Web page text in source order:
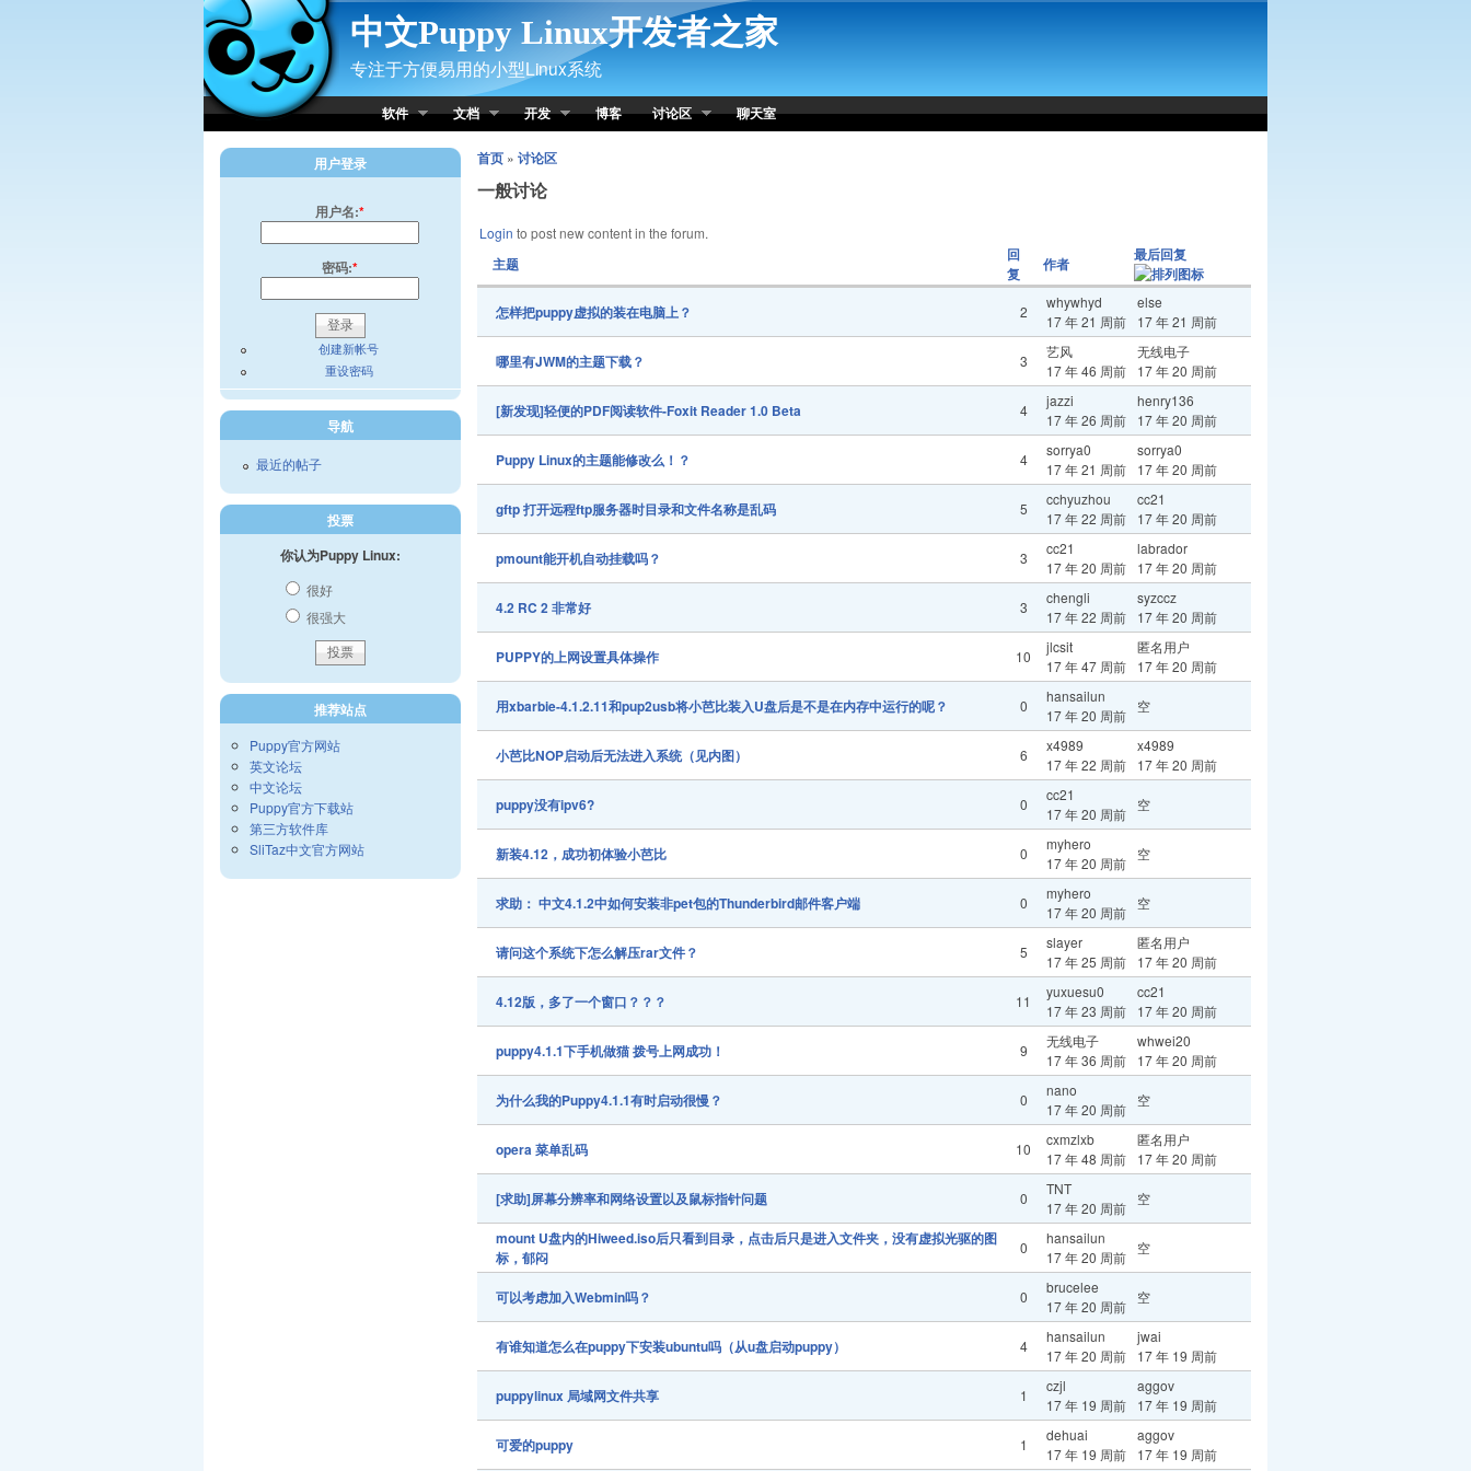
Skip to Content
中文Puppy Linux开发者之家
专注于方便易用的小型Linux系统
软件 文档 开发 博客 讨论区 聊天室
首页» 讨论区
一般讨论
Login to post new content in the forum.
主题
回
复
作者 最后回复
怎样把puppy虚拟的装在电脑上？ 2
whywhyd
17 年 21 周前
else
17 年 21 周前
哪里有JWM的主题下载？ 3
艺风
17 年 46 周前
无线电子
17 年 20 周前
[新发现]轻便的PDF阅读软件-Foxit Reader 1.0 Beta 4
jazzi
17 年 26 周前
henry136
17 年 20 周前
Puppy Linux的主题能修改么！？ 4
sorrya0
17 年 21 周前
sorrya0
17 年 20 周前
gftp 打开远程ftp服务器时目录和文件名称是乱码 5
cchyuzhou
17 年 22 周前
cc21
17 年 20 周前
pmount能开机自动挂载吗？ 3
cc21
17 年 20 周前
labrador
17 年 20 周前
4.2 RC 2 非常好 3
chengli
17 年 22 周前
syzccz
17 年 20 周前
PUPPY的上网设置具体操作 10
jlcsit
17 年 47 周前
匿名用户
17 年 20 周前
用xbarbie-4.1.2.11和pup2usb将小芭比装入U盘后是不是在内存中运行的呢？ 0
hansailun
17 年 20 周前
空
小芭比NOP启动后无法进入系统（见内图） 6
x4989
17 年 22 周前
x4989
17 年 20 周前
puppy没有ipv6? 0
cc21
17 年 20 周前
空
新装4.12，成功初体验小芭比 0
myhero
17 年 20 周前
空
求助： 中文4.1.2中如何安装非pet包的Thunderbird邮件客户端 0
myhero
17 年 20 周前
空
请问这个系统下怎么解压rar文件？ 5
slayer
17 年 25 周前
匿名用户
17 年 20 周前
4.12版，多了一个窗口？？？ 11
yuxuesu0
17 年 23 周前
cc21
17 年 20 周前
puppy4.1.1下手机做猫 拨号上网成功！ 9
无线电子
17 年 36 周前
whwei20
17 年 20 周前
为什么我的Puppy4.1.1有时启动很慢？ 0
nano
17 年 20 周前
空
opera 菜单乱码 10
cxmzlxb
17 年 48 周前
匿名用户
17 年 20 周前
[求助]屏幕分辨率和网络设置以及鼠标指针问题 0
TNT
17 年 20 周前
空
mount U盘内的Hiweed.iso后只看到目录，点击后只是进入文件夹，没有虚拟光驱的图
标，郁闷
0
hansailun
17 年 20 周前
空
可以考虑加入Webmin吗？ 0
brucelee
17 年 20 周前
空
有谁知道怎么在puppy下安装ubuntu吗（从u盘启动puppy） 4
hansailun
17 年 20 周前
jwai
17 年 19 周前
puppylinux 局域网文件共享 1
czjl
17 年 19 周前
aggov
17 年 19 周前
可爱的puppy 1
dehuai
17 年 19 周前
aggov
17 年 19 周前
用户登录
用户名:*
密码:*
创建新帐号
重设密码
导航
最近的帖子
投票
你认为Puppy Linux:
很好
很强大
推荐站点
Puppy官方网站
英文论坛
中文论坛
Puppy官方下载站
第三方软件库
SliTaz中文官方网站